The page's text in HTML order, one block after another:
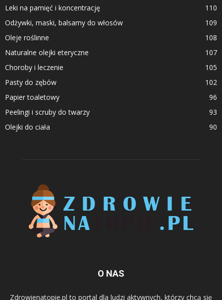
Leki na pamięć i koncentrację
110
Odżywki, maski, balsamy do włosów
109
Oleje roślinne
108
Naturalne olejki eteryczne
107
Choroby i leczenie
105
Pasty do zębów
102
Papier toaletowy
96
Peelingi i scruby do twarzy
93
Olejki do ciała
90
O NAS
Zdrowienatopie.pl to portal dla ludzi aktywnych, którzy chcą się